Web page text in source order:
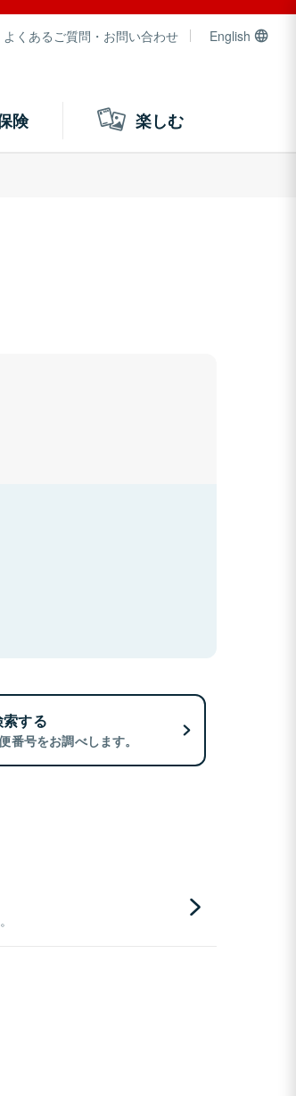
よくあるご質問・お問い合わせ English
険 楽しむ
する
番号をお調べします。